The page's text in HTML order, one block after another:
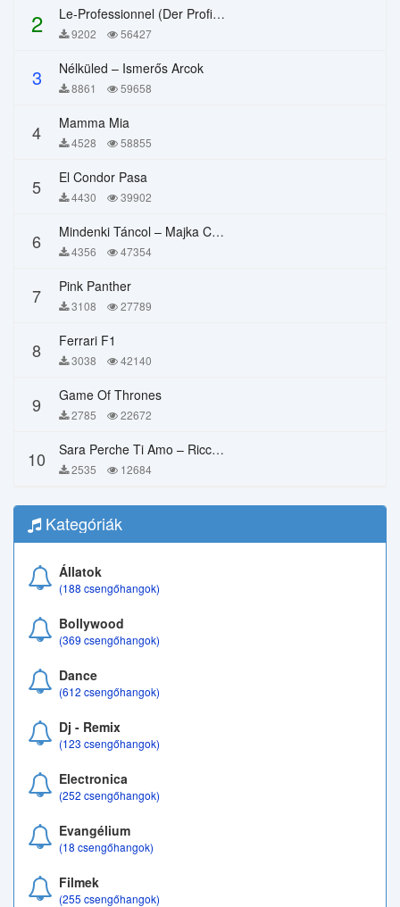
2 Le-Professionnel (Der Profi) – Chi Mai
9202 56427
3 Nélküled – Ismerős Arcok
8861 59658
4 Mamma Mia
4528 58855
5 El Condor Pasa
4430 39902
6 Mindenki Táncol – Majka Curtis, Péter Majoros
4356 47354
7 Pink Panther
3108 27789
8 Ferrari F1
3038 42140
9 Game Of Thrones
2785 22672
10 Sara Perche Ti Amo – Ricchi E Poveri
2535 12684
Kategóriák
Állatok
(188 csengőhangok)
Bollywood
(369 csengőhangok)
Dance
(612 csengőhangok)
Dj - Remix
(123 csengőhangok)
Electronica
(252 csengőhangok)
Evangélium
(18 csengőhangok)
Filmek
(255 csengőhangok)